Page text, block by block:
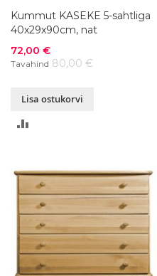
Kummut KASEKE 5-sahtliga
40x29x90cm, nat
Soodushind
72,00 €
Tavahind 80,00 €
Lisa ostukorvi